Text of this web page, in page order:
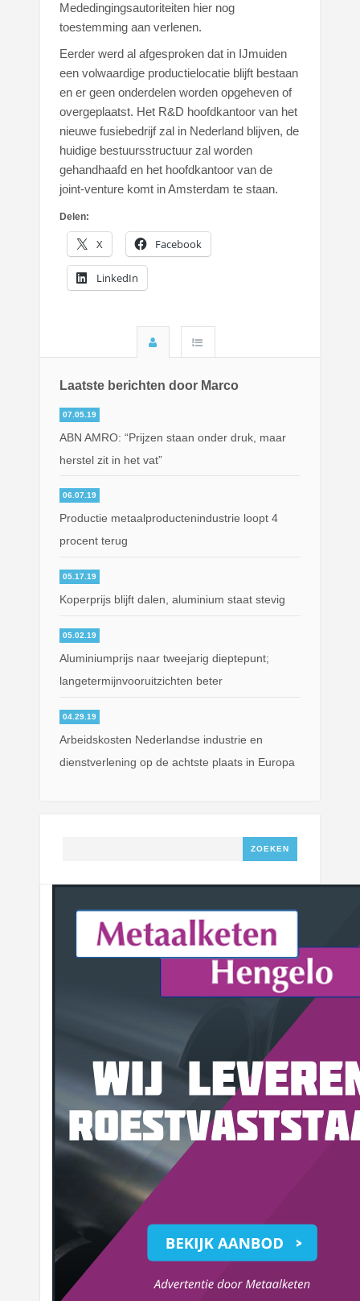
Mededingingsautoriteiten hier nog
toestemming aan verlenen.
Eerder werd al afgesproken dat in IJmuiden
een volwaardige productielocatie blijft bestaan
en er geen onderdelen worden opgeheven of
overgeplaatst. Het R&D hoofdkantoor van het
nieuwe fusiebedrijf zal in Nederland blijven, de
huidige bestuursstructuur zal worden
gehandhaafd en het hoofdkantoor van de
joint-venture komt in Amsterdam te staan.
Delen:
X Facebook
LinkedIn
Laatste berichten door Marco
07.05.19
ABN AMRO: “Prijzen staan onder druk, maar
herstel zit in het vat”
06.07.19
Productie metaalproductenindustrie loopt 4
procent terug
05.17.19
Koperprijs blijft dalen, aluminium staat stevig
05.02.19
Aluminiumprijs naar tweejarig dieptepunt;
langetermijnvooruitzichten beter
04.29.19
Arbeidskosten Nederlandse industrie en
dienstverlening op de achtste plaats in Europa